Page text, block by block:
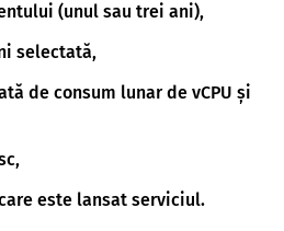
(unul sau trei ani),
selectată,
de consum lunar de vCPU și
este lansat serviciul.